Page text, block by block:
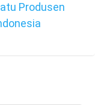
Produsen